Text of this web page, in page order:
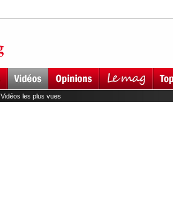
Vidéos les plus vues